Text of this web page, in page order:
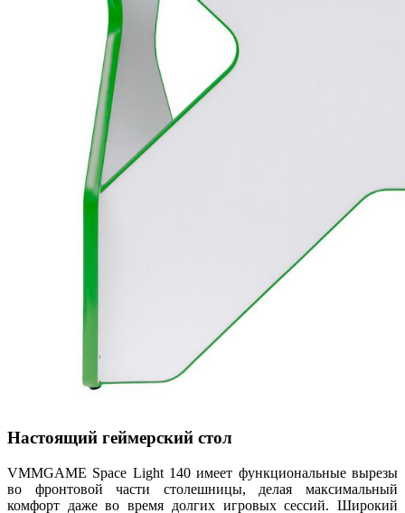
Настоящий геймерский стол
VMMGAME Space Light 140 имеет функциональные вырезы
во фронтовой части столешницы, делая максимальный
комфорт даже во время долгих игровых сессий. Широкий